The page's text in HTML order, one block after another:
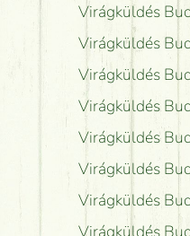
Virágküldés
Virágküldés
Virágküldés
Virágküldés
Virágküldés
Virágküldés
Virágküldés